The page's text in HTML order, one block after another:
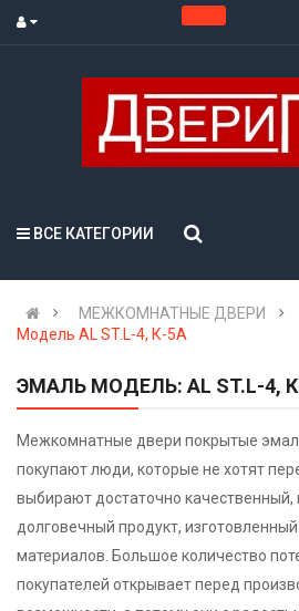
ВСЕ КАТЕГОРИИ
МЕЖКОМНАТНЫЕ ДВЕРИ
Модель AL ST.L-4, К-5А
ЭМАЛЬ МОДЕЛЬ: AL ST.L-4,
Межкомнатные двери покрытые
покупают люди, которые не хотят
выбирают достаточно качественный,
долговечный продукт,
материалов. Большое количество
покупателей открывает перед